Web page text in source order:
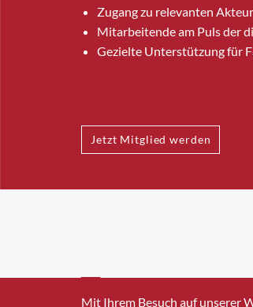
Zugang zu relevanten
Mitarbeitende am Puls der
Gezielte Unterstützung für
Jetzt Mitglied werden
INFO@SWISSICT.CH
Mit Ihrem Besuch auf unserer